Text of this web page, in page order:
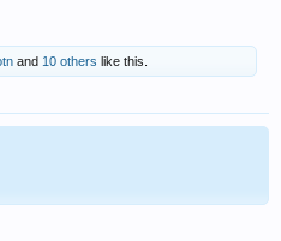
and 10 others like this.